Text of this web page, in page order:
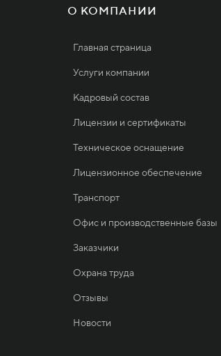
О КОМПАНИИ
Главная страница
Услуги компании
Кадровый состав
Лицензии и сертификаты
Техническое оснащение
Лицензионное обеспечение
Транспорт
Офис и производственные базы
Заказчики
Охрана труда
Отзывы
Новости